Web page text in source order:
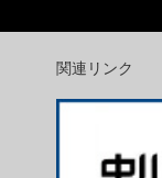
関連リンク